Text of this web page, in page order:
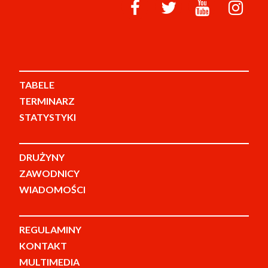
TABELE
TERMINARZ
STATYSTYKI
DRUŻYNY
ZAWODNICY
WIADOMOŚCI
REGULAMINY
KONTAKT
MULTIMEDIA